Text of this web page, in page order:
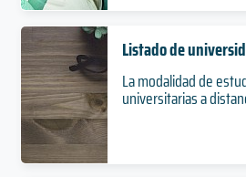
Listado de
La modalidad de
universitarias a